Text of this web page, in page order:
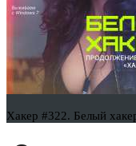
Хакер #322. Белый